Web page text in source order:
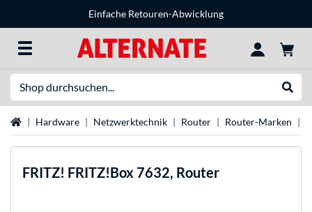
Einfache Retouren-Abwicklung
StartseiteHardware Netzwerktechnik Router Router-Marken
FRITZ! FRITZ!Box 7632, Router